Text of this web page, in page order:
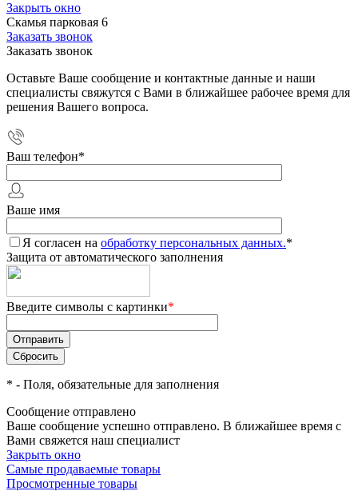
Закрыть окно
Скамья парковая 6
Заказать звонок
Заказать звонок
Оставьте Ваше сообщение и контактные данные и наши
специалисты свяжутся с Вами в ближайшее рабочее время для
решения Вашего вопроса.
Ваш телефон*
Ваше имя
Я согласен на обработку персональных данных.*
Защита от автоматического заполнения
Введите символы с картинки*
* - Поля, обязательные для заполнения
Сообщение отправлено
Ваше сообщение успешно отправлено. В ближайшее время с
Вами свяжется наш специалист
Закрыть окно
Самые продаваемые товары
Просмотренные товары